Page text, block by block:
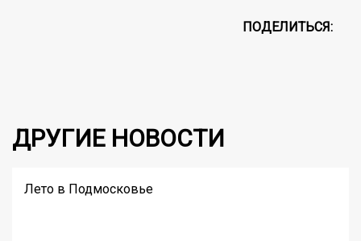
ПОДЕЛИТЬСЯ:
ДРУГИЕ НОВОСТИ
Лето в Подмосковье